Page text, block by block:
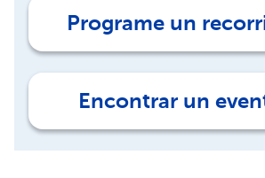
Programe un
Encontrar un